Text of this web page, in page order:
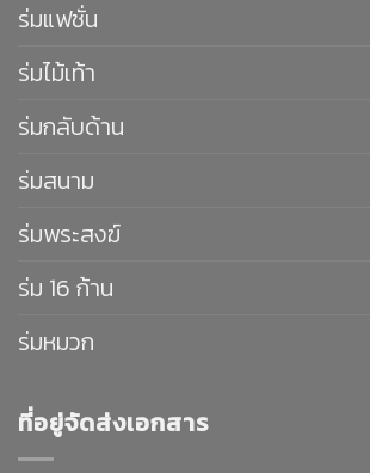
ร่มแฟชั่น
ร่มไม้เท้า
ร่มกลับด้าน
ร่มสนาม
ร่มพระสงฆ์
ร่ม 16 ก้าน
ร่มหมวก
ที่อยู่จัดส่งเอกสาร